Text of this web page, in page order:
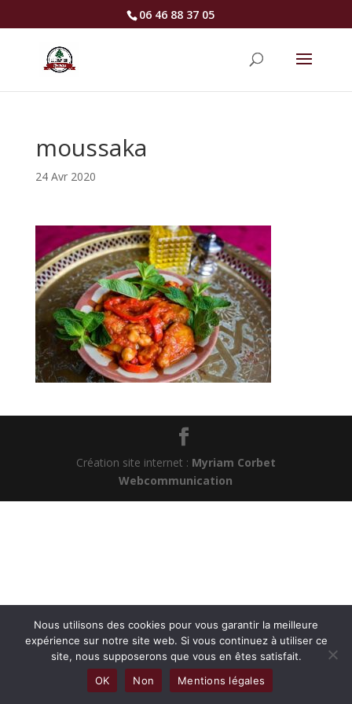
06 46 88 37 05
moussaka
24 Avr 2020
Création site internet : Myriam Corbet
Webcommunication
Nous utilisons des cookies pour vous garantir la meilleure
expérience sur notre site web. Si vous continuez à utiliser ce
site, nous supposerons que vous en êtes satisfait.
OK
Non Mentions légales